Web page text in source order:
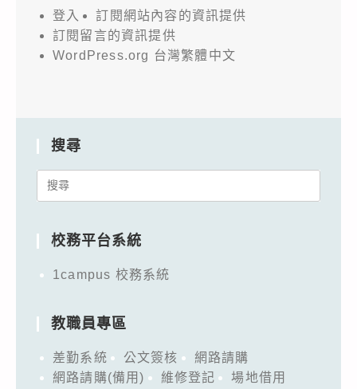
登入
訂閱網站內容的資訊提供
訂閱留言的資訊提供
WordPress.org 台灣繁體中文
搜尋
Search
校務平台系統
1campus 校務系統
教職員專區
差勤系統 公文簽核
網路請購
網路請購(備用)
維修登記
場地借用